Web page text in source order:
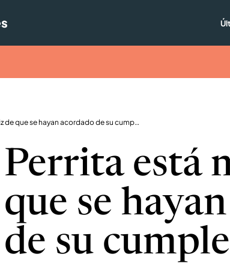
Perrita está muy feliz de que se hayan acordado de su cumpleaños
Perrita está
que se
de su